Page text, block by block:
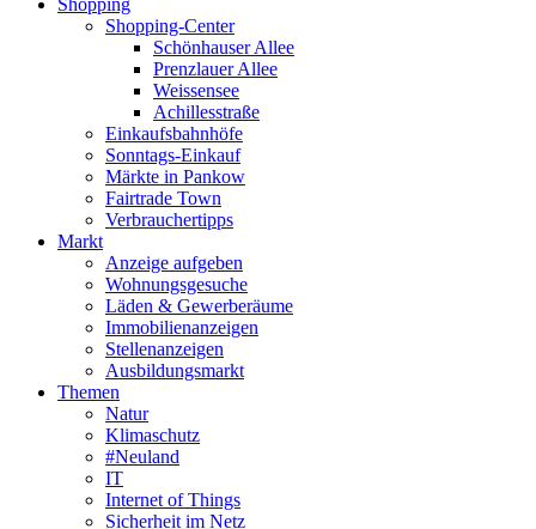
Shopping
Shopping-Center
Schönhauser Allee
Prenzlauer Allee
Weissensee
Achillesstraße
Einkaufsbahnhöfe
Sonntags-Einkauf
Märkte in Pankow
Fairtrade Town
Verbrauchertipps
Markt
Anzeige aufgeben
Wohnungsgesuche
Läden & Gewerberäume
Immobilienanzeigen
Stellenanzeigen
Ausbildungsmarkt
Themen
Natur
Klimaschutz
#Neuland
IT
Internet of Things
Sicherheit im Netz